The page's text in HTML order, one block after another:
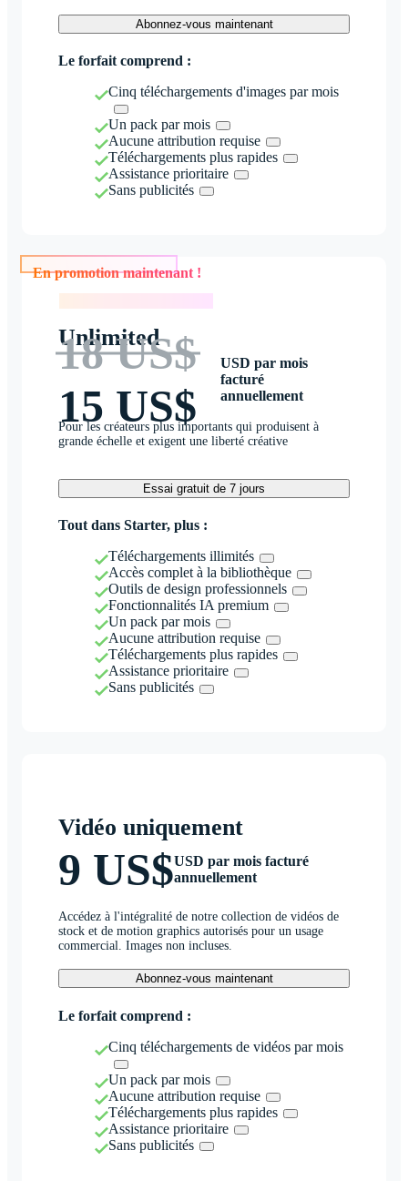
Abonnez-vous maintenant
Le forfait comprend :
Cinq téléchargements d'images par mois
Un pack par mois
Aucune attribution requise
Téléchargements plus rapides
Assistance prioritaire
Sans publicités
En promotion maintenant !
Unlimited
18 US$
15 US$
USD par mois
facturé
annuellement
Pour les créateurs plus importants qui produisent à
grande échelle et exigent une liberté créative
Essai gratuit de 7 jours
Tout dans Starter, plus :
Téléchargements illimités
Accès complet à la bibliothèque
Outils de design professionnels
Fonctionnalités IA premium
Un pack par mois
Aucune attribution requise
Téléchargements plus rapides
Assistance prioritaire
Sans publicités
Vidéo uniquement
9 US$USD par mois facturé
annuellement
Accédez à l'intégralité de notre collection de vidéos de
stock et de motion graphics autorisés pour un usage
commercial. Images non incluses.
Abonnez-vous maintenant
Le forfait comprend :
Cinq téléchargements de vidéos par mois
Un pack par mois
Aucune attribution requise
Téléchargements plus rapides
Assistance prioritaire
Sans publicités